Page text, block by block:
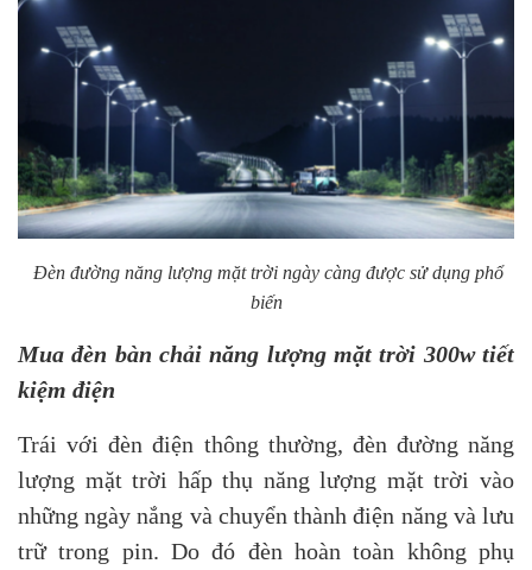
Đèn đường năng lượng mặt trời ngày càng được sử dụng phổ
biến
Mua đèn bàn chải năng lượng mặt trời 300w tiết
kiệm điện
Trái với đèn điện thông thường, đèn đường năng
lượng mặt trời hấp thụ năng lượng mặt trời vào
những ngày nắng và chuyển thành điện năng và lưu
trữ trong pin. Do đó đèn hoàn toàn không phụ